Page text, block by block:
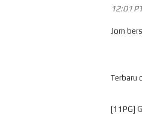
12:01
Jom
Terbaru
[11PG]